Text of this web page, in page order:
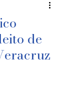
de